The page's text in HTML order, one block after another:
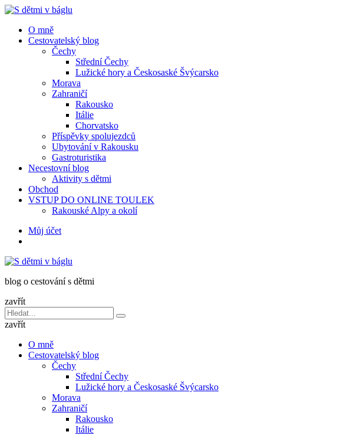
Menu
Menu
O mně
Cestovatelský blog
Čechy
Střední Čechy
Lužické hory a Českosaské Švýcarsko
Morava
Zahraničí
Rakousko
Itálie
Chorvatsko
Příspěvky spolujezdců
Ubytování v Rakousku
Gastroturistika
Necestovní blog
Aktivity s dětmi
Obchod
VSTUP DO ONLINE TOULEK
Rakouské Alpy a okolí
HledatMůj účet
v
blog o cestování s dětmi
zavřít
Vyhledávání
pro:
Hledat
zavřít
O mně
Cestovatelský blog
Čechy
Střední Čechy
Lužické hory a Českosaské Švýcarsko
Morava
Zahraničí
Rakousko
Itálie